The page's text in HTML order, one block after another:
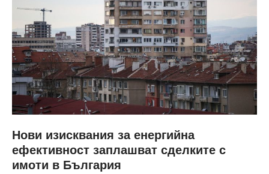
Нови изисквания за енергийна
ефективност заплашват сделките с
имоти в България